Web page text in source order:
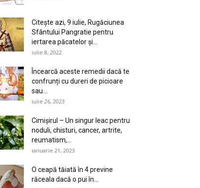
Citeşte azi, 9 iulie, Rugăciunea
Sfântului Pangratie pentru
iertarea păcatelor şi...
iulie 8, 2022
Încearcă aceste remedii dacă te
confrunți cu dureri de picioare
sau...
iulie 26, 2023
Cimișirul – Un singur leac pentru
noduli, chisturi, cancer, artrite,
reumatism,...
ianuarie 21, 2023
O ceapă tăiată în 4 previne
răceala dacă o pui în...